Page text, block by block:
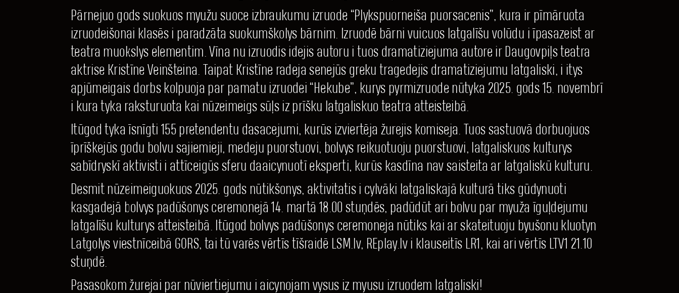
Pārnejuo gods suokuos myužu suoce izbraukumu izruode “Plykspuorneiša puorsacenis”, kura ir pīmāruota
izruodeišonai klasēs i paradzāta suokumškolys bārnim. Izruodē bārni vuicuos latgalīšu volūdu i īpasazeist ar
teatra muokslys elementim. Vīna nu izruodis idejis autoru i tuos dramatiziejuma autore ir Daugovpiļs teatra
aktrise Kristīne Veinšteina. Taipat Kristīne radeja senejūs greku tragedejis dramatiziejumu latgaliski, i itys
apjūmeigais dorbs kolpuoja par pamatu izruodei “Hekube”, kurys pyrmizruode nūtyka 2025. gods 15. novembrī
i kura tyka raksturuota kai nūzeimeigs sūļs iz prīšku latgaliskuo teatra atteisteibā.
Itūgod tyka īsnīgti 155 pretendentu dasacejumi, kurūs izviertēja žurejis komiseja. Tuos sastuovā dorbuojuos
īprīškejūs godu bolvu sajiemieji, medeju puorstuovi, bolvys reikuotuoju puorstuovi, latgaliskuos kulturys
sabīdryskī aktivisti i attīceigūs sferu daaicynuotī eksperti, kurūs kasdīna nav saisteita ar latgaliskū kulturu.
Desmit nūzeimeiguokuos 2025. gods nūtikšonys, aktivitatis i cylvāki latgaliskajā kulturā tiks gūdynuoti
kasgadejā bolvys padūšonys ceremonejā 14. martā 18.00 stuņdēs, padūdūt ari bolvu par myuža īguļdejumu
latgalīšu kulturys atteisteibā. Itūgod bolvys padūšonys ceremoneja nūtiks kai ar skateituoju byušonu kluotyn
Latgolys viestnīceibā GORS, tai tū varēs vērtīs tīšraidē LSM.lv, REplay.lv i klauseitīs LR1, kai ari vērtīs LTV1 21.10
stuņdē.
Pasasokom žurejai par nūviertiejumu i aicynojam vysus iz myusu izruodem latgaliski!